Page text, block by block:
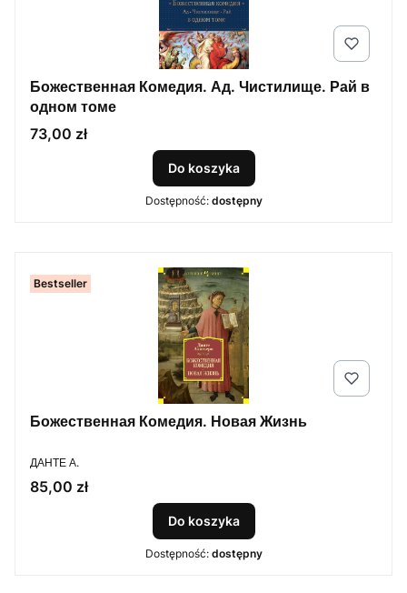
Божественная Комедия. Ад. Чистилище. Рай в
одном томе
Cena
73,00 zł
Do koszyka
Dostępność: dostępny
Bestseller
Божественная Комедия. Новая Жизнь
PRODUCENT
ДАНТЕ А.
Cena
85,00 zł
Do koszyka
Dostępność: dostępny